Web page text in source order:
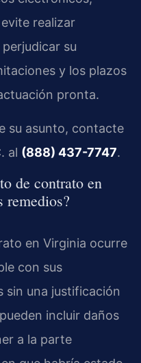
realizar
su
y los plazos
pronta.
su asunto, contacte
al (888) 437-7747.
de contrato en
en Virginia ocurre
con sus
sin una justificación
incluir daños
a la parte